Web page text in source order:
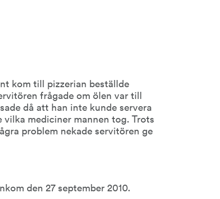
kom till pizzerian beställde
frågade om ölen var till
då att han inte kunde servera
mediciner mannen tog. Trots
problem nekade servitören ge
den 27 september 2010.